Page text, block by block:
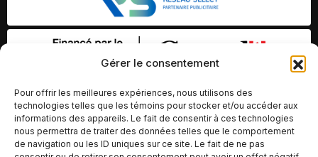
Gérer le consentement
Pour offrir les meilleures expériences, nous utilisons des
technologies telles que les témoins pour stocker et/ou accéder aux
informations des appareils. Le fait de consentir à ces technologies
nous permettra de traiter des données telles que le comportement
de navigation ou les ID uniques sur ce site. Le fait de ne pas